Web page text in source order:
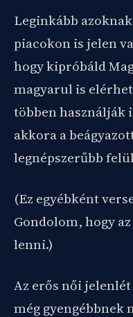
Leginkább
piacokon is jelen
hogy kipróbáld
magyarul is
többen használják
akkora a
legnépszerűbb
(Ez egyébként
Gondolom, hogy
lenni.)
Az erős női
még gyengébbnek